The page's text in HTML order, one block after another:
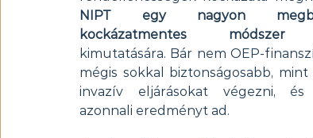
NIPT egy nagyon
kockázatmentes módszer
kimutatására. Bár nem OEP-
mégis sokkal biztonságosabb,
invazív eljárásokat végezni, és
azonnali eredményt ad.